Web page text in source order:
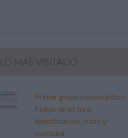
LO MÁS VISITADO
Primer grupo consonántico:
Fichas de lectura,
identificación, trazo y
escritura